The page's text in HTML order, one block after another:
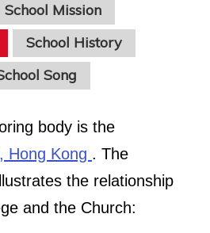
School Mission
School History
Song
body is the
Hong Kong . The
the relationship
and the Church: